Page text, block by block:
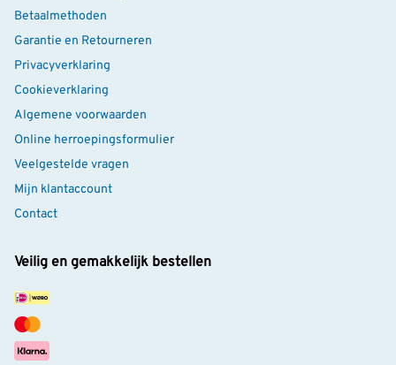
Betaalmethoden
Garantie en Retourneren
Privacyverklaring
Cookieverklaring
Algemene voorwaarden
Online herroepingsformulier
Veelgestelde vragen
Mijn klantaccount
Contact
Veilig en gemakkelijk bestellen